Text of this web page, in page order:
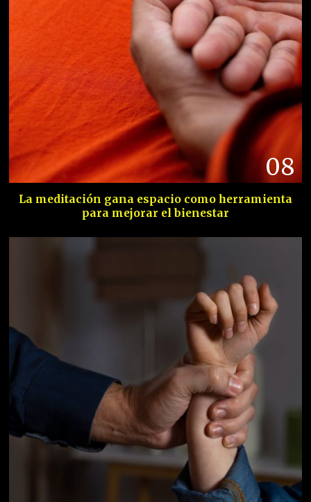
08
La meditación gana espacio como herramienta
para mejorar el bienestar